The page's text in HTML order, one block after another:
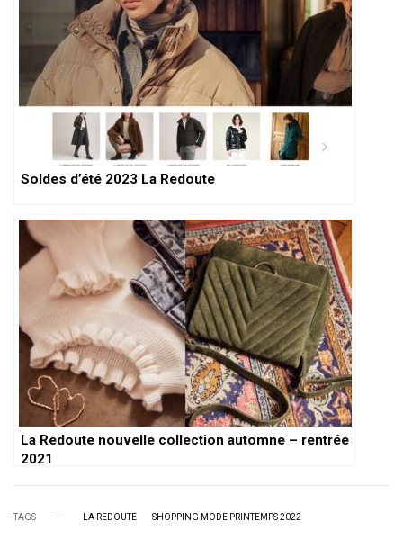
Soldes d’été 2023 La Redoute
La Redoute nouvelle collection automne – rentrée
2021
TAGS LA REDOUTE SHOPPING MODE PRINTEMPS 2022